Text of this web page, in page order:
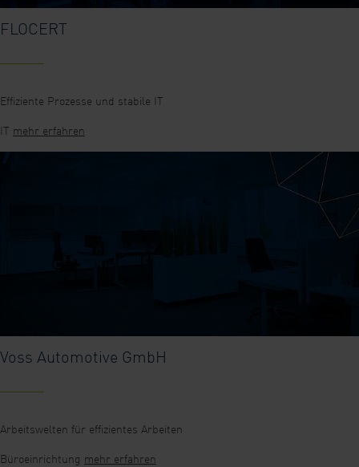
FLOCERT
Effiziente Prozesse und stabile IT
IT mehr erfahren
Voss Automotive GmbH
Arbeitswelten für effizientes Arbeiten
Büroeinrichtung mehr erfahren